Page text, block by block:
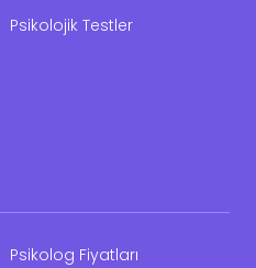
Psikolojik Testler
Psikolog Fiyatları